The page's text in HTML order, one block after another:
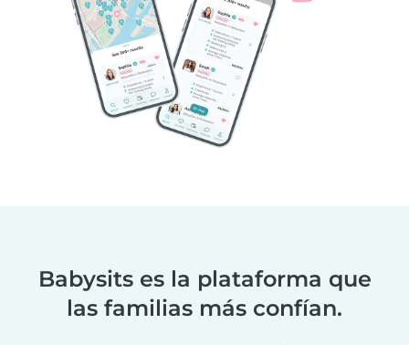
Babysits es la plataforma que
las familias más confían.